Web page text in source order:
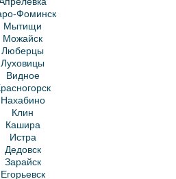
Фоминск
Мытищи
Можайск
Люберцы
Луховицы
Видное
Нахабино
Клин
Кашира
Истра
Дедовск
Зарайск
Егорьевск